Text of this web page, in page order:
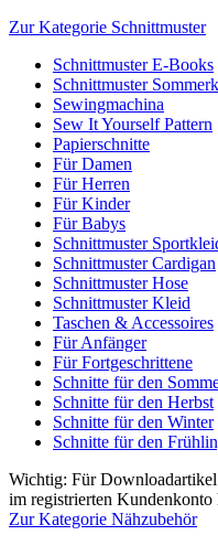
Zur Kategorie Schnittmuster
Schnittmuster E-Books
Schnittmuster
Sewingmachina
Sew It Yourself Pattern
Papierschnitte
Für Damen
Für Herren
Für Kinder
Für Babys
Schnittmuster
Schnittmuster Cardigan
Schnittmuster Hose
Schnittmuster Kleid
Taschen & Accessoires
Für Anfänger
Für Fortgeschrittene
Schnitte für den
Schnitte für den Herbst
Schnitte für den Winter
Schnitte für den
Wichtig: Für
im registrierten Kundenkonto
Zur Kategorie Nähzubehör